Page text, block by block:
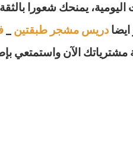
يمنحك شعورا
دريس مشجر طبقتين
الآن واستمتعي